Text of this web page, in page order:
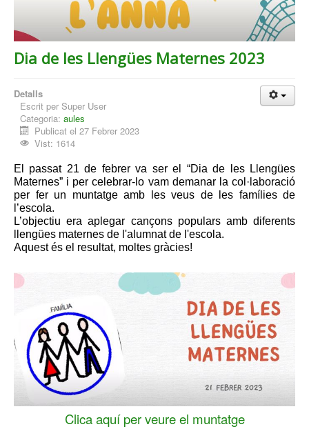
Dia de les Llengües Maternes 2023
Detalls
Escrit per Super User
Categoria: aules
Publicat el 27 Febrer 2023
Vist: 1614
El passat 21 de febrer va ser el “Dia de les Llengües
Maternes” i per celebrar-lo vam demanar la col·laboració
per fer un muntatge amb les veus de les famílies de
l’escola.
L’objectiu era aplegar cançons populars amb diferents
llengües maternes de l'alumnat de l'escola.
Aquest és el resultat, moltes gràcies!
Clica aquí per veure el muntatge